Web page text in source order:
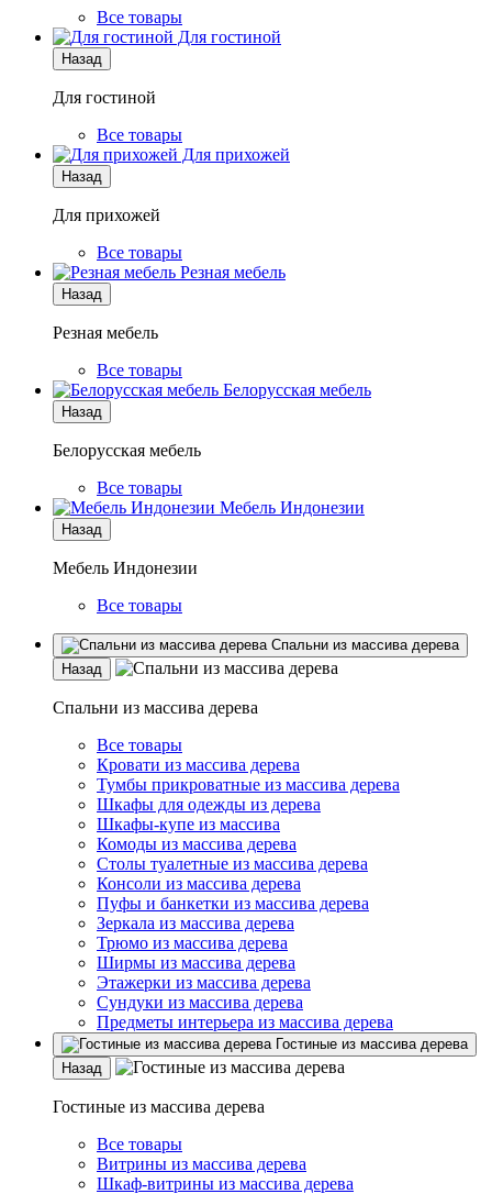
Все товары
Для гостиной
Назад
Для гостиной
Все товары
Для прихожей
Назад
Для прихожей
Все товары
Резная мебель
Назад
Резная мебель
Все товары
Белорусская мебель
Назад
Белорусская мебель
Все товары
Мебель Индонезии
Назад
Мебель Индонезии
Все товары
Спальни из массива дерева
Назад
Спальни из массива дерева
Все товары
Кровати из массива дерева
Тумбы прикроватные из массива дерева
Шкафы для одежды из дерева
Шкафы-купе из массива
Комоды из массива дерева
Столы туалетные из массива дерева
Консоли из массива дерева
Пуфы и банкетки из массива дерева
Зеркала из массива дерева
Трюмо из массива дерева
Ширмы из массива дерева
Этажерки из массива дерева
Сундуки из массива дерева
Предметы интерьера из массива дерева
Гостиные из массива дерева
Назад
Гостиные из массива дерева
Все товары
Витрины из массива дерева
Шкаф-витрины из массива дерева